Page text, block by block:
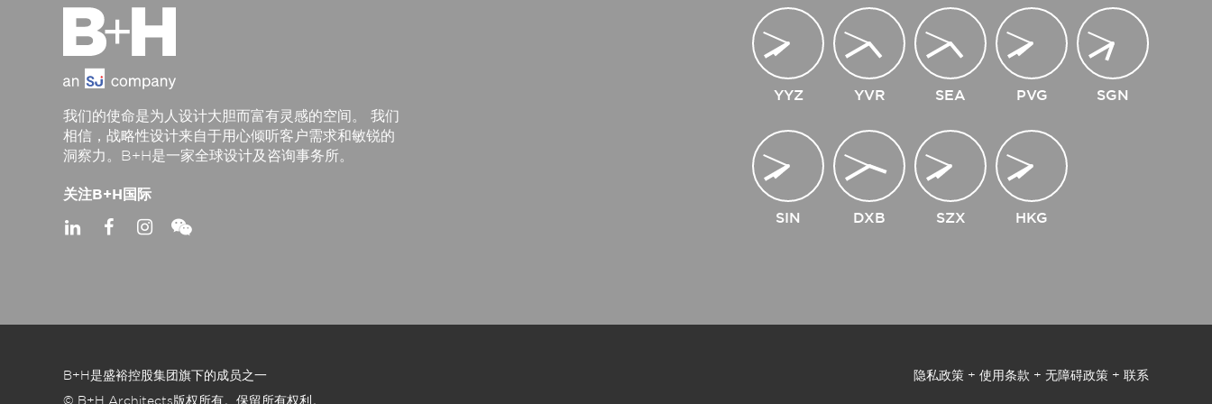
我们的使命是为人设计大胆而富有灵感的空间。 我们
相信，战略性设计来自于用心倾听客户需求和敏锐的
洞察力。B+H是一家全球设计及咨询事务所。
关注B+H国际
YYZ YVR SEA PVG SGN
SIN DXB SZX HKG
隐私政策 + 使用条款 + 无障碍政策 + 联系
B+H是盛裕控股集团旗下的成员之一